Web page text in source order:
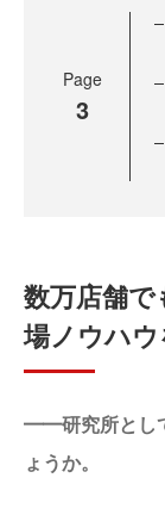
Page
3
数万店舗
場ノウハ
━━研究所とし
ょうか。